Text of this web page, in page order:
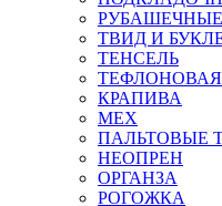
ТВИД И
ТЕНСЕЛЬ
КРАПИВА
МЕХ
ПАЛЬТОВЫЕ
НЕОПРЕН
ОРГАНЗА
РОГОЖКА